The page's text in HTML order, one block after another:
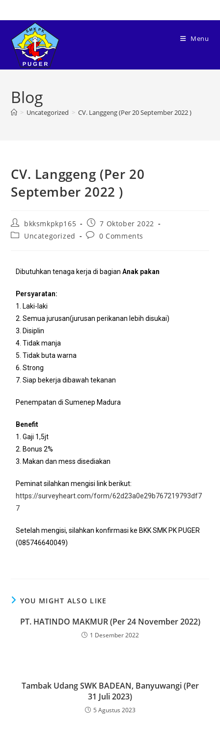
Menu
Blog
> Uncategorized > CV. Langgeng (Per 20 September 2022 )
CV. Langgeng (Per 20
September 2022 )
bkksmkpkp165
7 Oktober 2022
Uncategorized
0 Comments
Dibutuhkan tenaga kerja di bagianAnak pakan
Persyaratan:
1. Laki-laki
2. Semua jurusan(jurusan perikanan lebih disukai)
3. Disiplin
4. Tidak manja
5. Tidak buta warna
6. Strong
7. Siap bekerja dibawah tekanan
Penempatan di Sumenep Madura
Benefit
1. Gaji 1,5jt
2. Bonus 2%
3. Makan dan mess disediakan
Peminat silahkan mengisi link berikut:
https://surveyheart.com/form/62d23a0e29b767219793df7
7
Setelah mengisi, silahkan konfirmasi ke BKK SMK PK PUGER
(085746640049)
YOU MIGHT ALSO LIKE
PT. HATINDO MAKMUR (Per 24 November 2022)
1 Desember 2022
Tambak Udang SWK BADEAN, Banyuwangi (Per
31 Juli 2023)
5 Agustus 2023